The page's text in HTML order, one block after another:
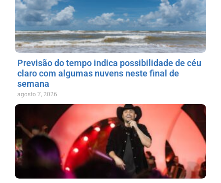
Previsão do tempo indica possibilidade de céu
claro com algumas nuvens neste final de
semana
agosto 7, 2026